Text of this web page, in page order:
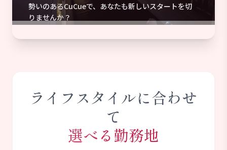
勢いのあるCuCueで、あなたも新しいスタートを切
りませんか？
ライフスタイルに合わせ
て
選べる勤務地